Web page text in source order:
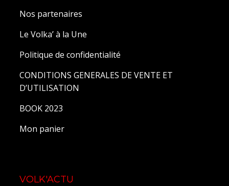
Nos partenaires
Le Volka’ à la Une
Politique de confidentialité
CONDITIONS GENERALES DE VENTE ET
D’UTILISATION
BOOK 2023
Mon panier
VOLK'ACTU